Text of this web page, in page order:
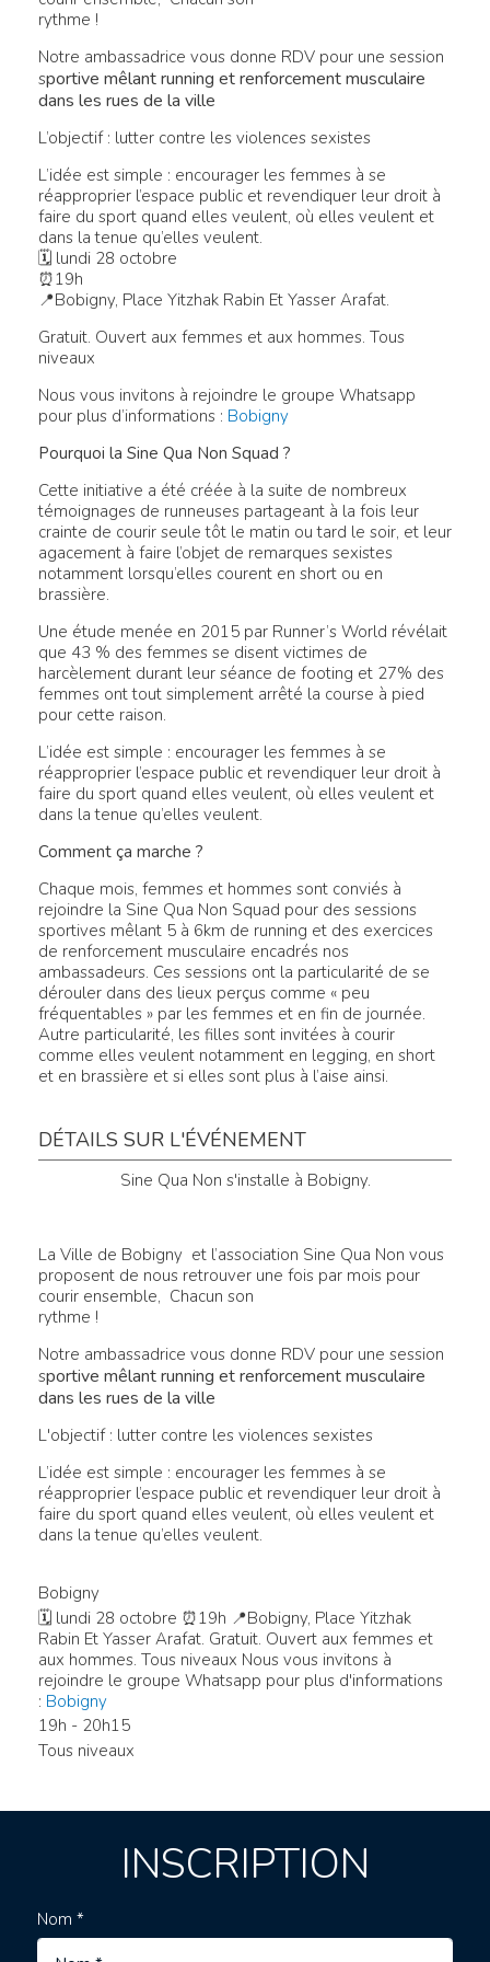
rythme !
Notre ambassadrice vous donne RDV pour une session
sportive mêlant running et renforcement musculaire
dans les rues de la ville
L’objectif : lutter contre les violences sexistes
L’idée est simple : encourager les femmes à se
réapproprier l’espace public et revendiquer leur droit à
faire du sport quand elles veulent, où elles veulent et
dans la tenue qu’elles veulent.
🗓 lundi 28 octobre
⏰19h
📍Bobigny, Place Yitzhak Rabin Et Yasser Arafat.
Gratuit. Ouvert aux femmes et aux hommes. Tous
niveaux
Nous vous invitons à rejoindre le groupe Whatsapp
pour plus d’informations : Bobigny
Pourquoi la Sine Qua Non Squad ?
Cette initiative a été créée à la suite de nombreux
témoignages de runneuses partageant à la fois leur
crainte de courir seule tôt le matin ou tard le soir, et leur
agacement à faire l’objet de remarques sexistes
notamment lorsqu’elles courent en short ou en
brassière.
Une étude menée en 2015 par Runner’s World révélait
que 43 % des femmes se disent victimes de
harcèlement durant leur séance de footing et 27% des
femmes ont tout simplement arrêté la course à pied
pour cette raison.
L’idée est simple : encourager les femmes à se
réapproprier l’espace public et revendiquer leur droit à
faire du sport quand elles veulent, où elles veulent et
dans la tenue qu’elles veulent.
Comment ça marche ?
Chaque mois, femmes et hommes sont conviés à
rejoindre la Sine Qua Non Squad pour des sessions
sportives mêlant 5 à 6km de running et des exercices
de renforcement musculaire encadrés nos
ambassadeurs. Ces sessions ont la particularité de se
dérouler dans des lieux perçus comme « peu
fréquentables » par les femmes et en fin de journée.
Autre particularité, les filles sont invitées à courir
comme elles veulent notamment en legging, en short
et en brassière et si elles sont plus à l’aise ainsi.
DÉTAILS SUR L'ÉVÉNEMENT
Sine Qua Non s'installe à Bobigny.
La Ville de Bobigny et l’association Sine Qua Non vous
proposent de nous retrouver une fois par mois pour
courir ensemble, Chacun son
rythme !
Notre ambassadrice vous donne RDV pour une session
sportive mêlant running et renforcement musculaire
dans les rues de la ville
L'objectif : lutter contre les violences sexistes
L’idée est simple : encourager les femmes à se
réapproprier l’espace public et revendiquer leur droit à
faire du sport quand elles veulent, où elles veulent et
dans la tenue qu’elles veulent.
Bobigny
🗓 lundi 28 octobre ⏰19h 📍Bobigny, Place Yitzhak
Rabin Et Yasser Arafat. Gratuit. Ouvert aux femmes et
aux hommes. Tous niveaux Nous vous invitons à
rejoindre le groupe Whatsapp pour plus d'informations
: Bobigny
19h - 20h15
Tous niveaux
INSCRIPTION
Nom *